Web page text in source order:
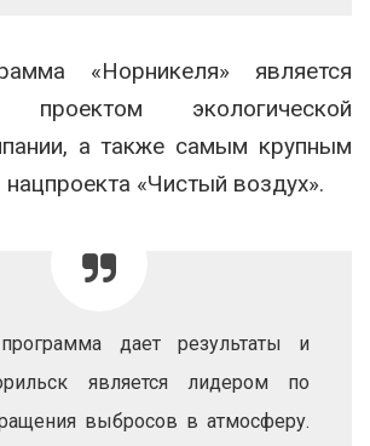
«Норникеля» является
проектом экологической
а также самым крупным
«Чистый воздух».
дает результаты и
является лидером по
выбросов в атмосферу.